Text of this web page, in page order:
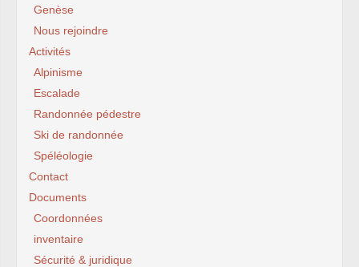
Genèse
Nous rejoindre
Activités
Alpinisme
Escalade
Randonnée pédestre
Ski de randonnée
Spéléologie
Contact
Documents
Coordonnées
inventaire
Sécurité & juridique